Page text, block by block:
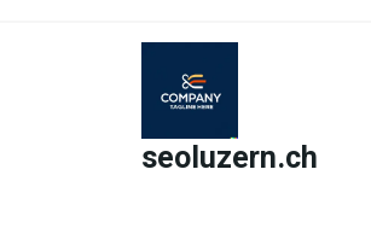
seoluzern.ch